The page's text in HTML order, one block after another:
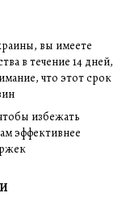
вы имеете
в течение 14 дней,
что этот срок
избежать
эффективнее